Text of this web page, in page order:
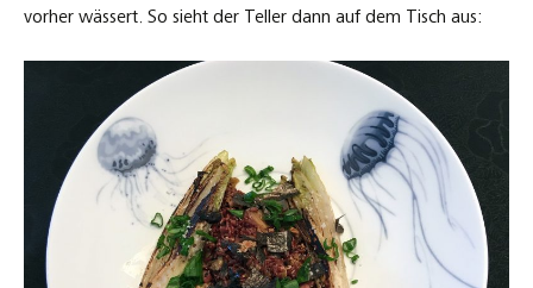
vorher wässert. So sieht der Teller dann auf dem Tisch aus: